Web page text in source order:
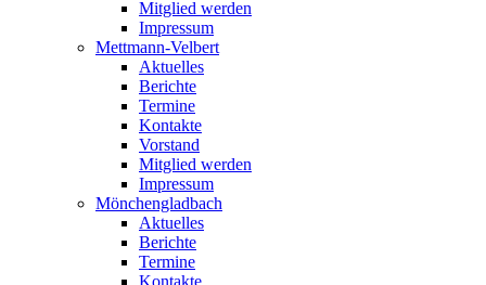
Mitglied werden
Impressum
Mettmann-Velbert
Aktuelles
Berichte
Termine
Kontakte
Vorstand
Mitglied werden
Impressum
Mönchengladbach
Aktuelles
Berichte
Termine
Kontakte